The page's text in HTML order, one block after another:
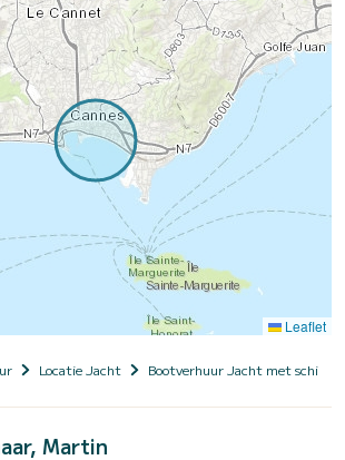
Leaflet
Locatie Jacht Bootverhuur Jacht met schipper
Martin